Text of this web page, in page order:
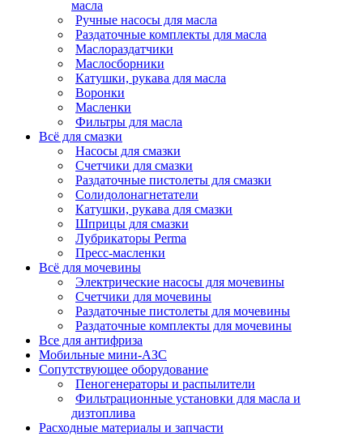
масла
Ручные насосы для масла
Раздаточные комплекты для масла
Маслораздатчики
Маслосборники
Катушки, рукава для масла
Воронки
Масленки
Фильтры для масла
Всё для смазки
Насосы для смазки
Счетчики для смазки
Раздаточные пистолеты для смазки
Солидолонагнетатели
Катушки, рукава для смазки
Шприцы для смазки
Лубрикаторы Perma
Пресс-масленки
Всё для мочевины
Электрические насосы для мочевины
Счетчики для мочевины
Раздаточные пистолеты для мочевины
Раздаточные комплекты для мочевины
Все для антифриза
Мобильные мини-АЗС
Сопутствующее оборудование
Пеногенераторы и распылители
Фильтрационные установки для масла и
дизтоплива
Расходные материалы и запчасти